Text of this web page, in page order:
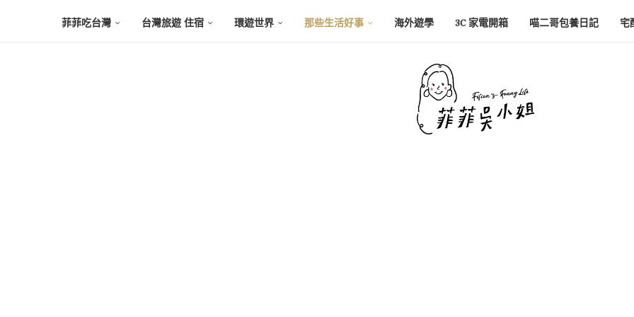
菲菲吃台灣 台灣旅遊 住宿 環遊世界 那些生活好事 海外遊學 3C 家電開箱 喵二哥包養日記 宅